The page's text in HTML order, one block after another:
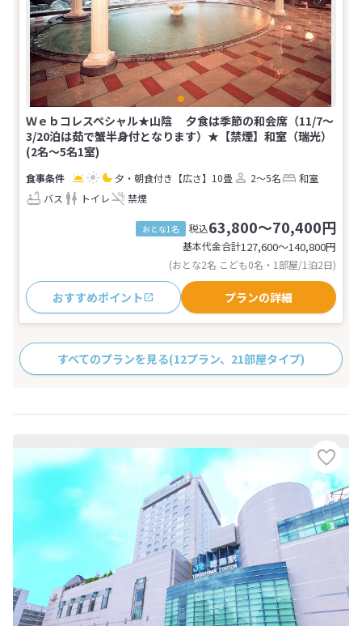
Ｗｅｂコレスペシャル★山陰 夕食は季節の和会席（11/7～
3/20泊は茹で蟹半身付となります）★【禁煙】和室（瑞光）
(2名～5名1室)
夕・朝食付き 【広さ】10畳 2～5名
和室
バス
トイレ 禁煙
おとな1名 税込63,800～70,400円
基本代金合計127,600〜140,800円
(おとな2名 こども0名・1部屋/1泊2日)
おすすめポイント プランの詳細
すべてのプランを見る(12プラン、21部屋タイプ)